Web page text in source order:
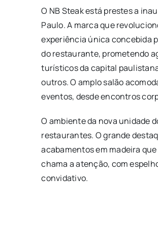
O NB Steak está prestes a
Paulo. A marca que
experiência única concebida
do restaurante, prometendo
turísticos da capital
outros. O amplo salão
eventos, desde encontros
O ambiente da nova unidade
restaurantes. O grande
acabamentos em madeira
chama a atenção, com
convidativo.